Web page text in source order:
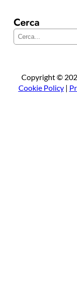
Cerca
Copyright ©
Cookie Policy|